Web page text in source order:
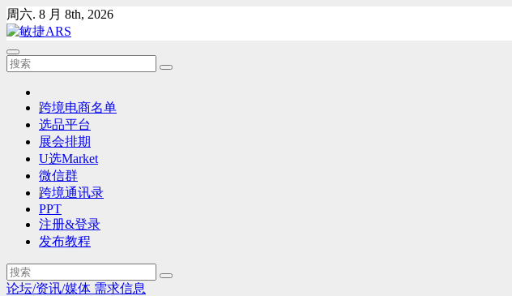
Skip
to
content
周六. 8 月 8th, 2026
跨境电商名单
选品平台
展会排期
U选Market
微信群
跨境通讯录
PPT
注册&登录
发布教程
论坛/资讯/媒体 需求信息